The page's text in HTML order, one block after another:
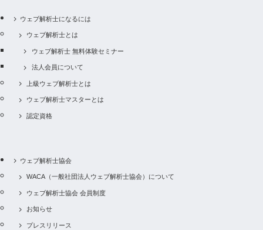
ウェブ解析士になるには
ウェブ解析士とは
ウェブ解析士 無料体験セミナー
法人会員について
上級ウェブ解析士とは
ウェブ解析士マスターとは
認定資格
ウェブ解析士協会
WACA（一般社団法人ウェブ解析士協会）について
ウェブ解析士協会 会員制度
お知らせ
プレスリリース